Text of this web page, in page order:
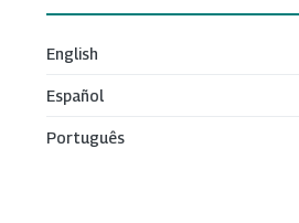
English
Español
Português